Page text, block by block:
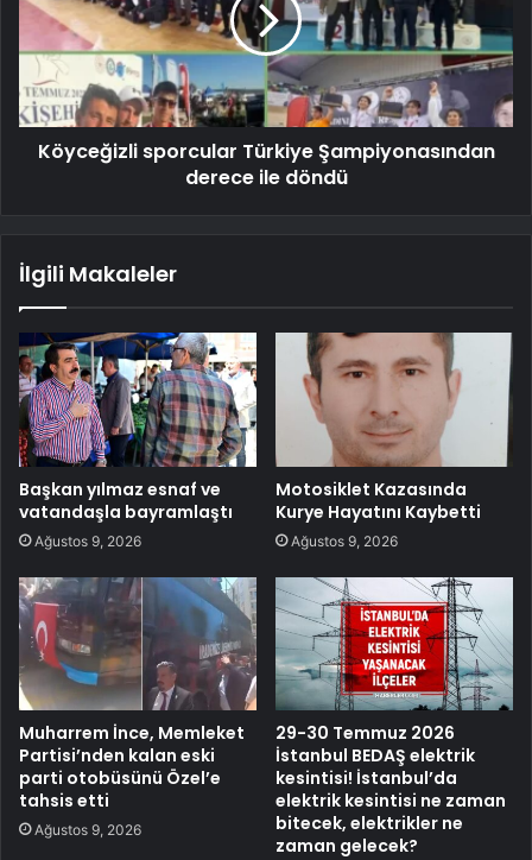
Köyceğizli sporcular Türkiye Şampiyonasından
derece ile döndü
İlgili Makaleler
Başkan yılmaz esnaf ve
vatandaşla bayramlaştı
Ağustos 9, 2026
Motosiklet Kazasında
Kurye Hayatını Kaybetti
Ağustos 9, 2026
Muharrem İnce, Memleket
Partisi’nden kalan eski
parti otobüsünü Özel’e
tahsis etti
Ağustos 9, 2026
29-30 Temmuz 2026
İstanbul BEDAŞ elektrik
kesintisi! İstanbul’da
elektrik kesintisi ne zaman
bitecek, elektrikler ne
zaman gelecek?